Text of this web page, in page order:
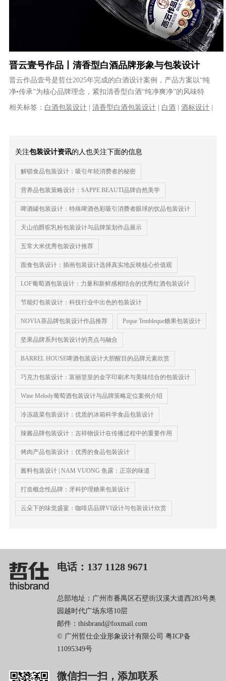
晋云壹号作品丨清香型白酒品牌形象与包装设计
晋云作品壹号是哲仕2025年完成的白酒设计案例，产品方案以“纯
净•传承”为核心品牌理念，紧扣清香型白酒“纯净爽净”的风味特
点，通过流水波纹符号化瓶型视......
相关标签： 白酒包装设计 |清香型白酒包装设计 白酒 |酒标设计
关注包装设计资讯的人也关注下面的信息
解锁食品包装设计：吸引年轻消费者的秘密
营养品包装策略设计：SAPPE BEAUTI品牌自然美学
啤酒罐包装设计：特殊啤酒色彩吸引消费者眼球的饮品包装设计
天山伯爵驼乳粉包装设计与品牌策划作品展示
五常大米优秀包装设计推荐
面食包装设计：插画包装设计​选择真实地反映核心价值观
LOF葡萄酒包装设计：力量和新鲜感相结合的优秀红酒包装设计
节能灯包装设计：科技行业中出色的包装设计
NOVIA茶品牌包装设计作品推荐 Peque Tembleque糖果包装设计
坚果品牌系列包装设计的亮点与融合
BARREL HOUSE啤酒包装设计大胆醒目的品牌元素欣赏
巧克力包装设计：富丽堂皇的金字印刷术与美味结合的包装设计
Wine Melody葡萄酒包装设计与品牌策略定位案例介绍
冷冻蔬菜包装设计：优质的冰箱科学食品包装设计
辣酱品牌包装设计：吉祥物设计在传播过程中的重要作用
烤肉产品包装设计：优秀的食品包装设计
酱料包装设计 | NAM VUONG 鱼露：正宗的味道
打造概念性品牌：牙科护理糖果包装设计
云朵下的味觉盛宴：咖啡店品牌VI设计与包装设计欣赏
电话：137 1128 9671
总部地址：广州市番禺区石壁街汉溪大道西283号奥
园越时代广场东塔10层
邮件：thisbrand@foxmail.com
© 广州哲仕企业形象设计有限公司 粤ICP备
11095349号
微信扫一扫，添加联系